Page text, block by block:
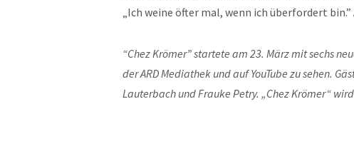
„Ich weine öfter mal, wenn ich überfordert bin.”
“Chez Krömer” startete am 23. März mit sechs
der ARD Mediathek und auf YouTube zu sehen.
Lauterbach und Frauke Petry. „Chez Krömer“